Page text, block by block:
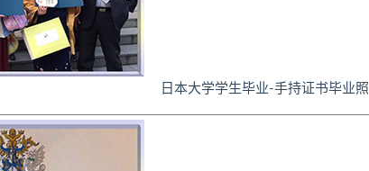
日本大学学生毕业-手持证书毕业照